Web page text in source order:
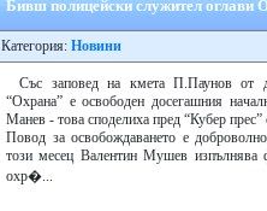
Бивш полицейски служител оглави
Категория: Новини
Със заповед на кмета П.Паунов от
“Охрана” е освободен досегашния
Манев - това споделиха пред “Кубер
Повод за освобождаването е
този месец Валентин Мушев изпълнява
охр�...